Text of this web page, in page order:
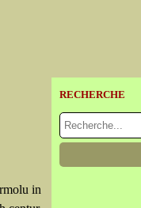
in
RECHERCHE